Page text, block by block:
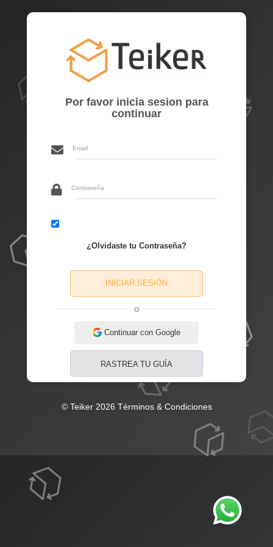
Por favor inicia sesion para
continuar
¿Olvidaste tu Contraseña?
INICIAR SESIÓN
o
Continuar con Google
RASTREA TU GUÍA
© Teiker 2026 Términos & Condiciones